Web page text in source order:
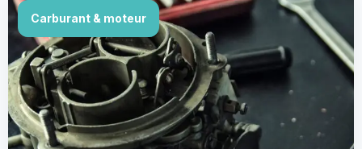
Carburant & moteur